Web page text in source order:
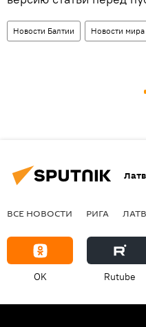
Новости Балтии Новости мира
ВСЕ НОВОСТИ РИГА
OK Rutube